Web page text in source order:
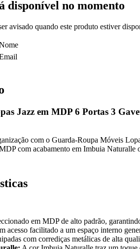
disponível no momento
avisado quando este produto estiver
Jazz em MDP 6 Portas 3
com o Guarda-Roupa Móveis
com acabamento em Imbuia
em MDP de alto padrão,
acesso facilitado a um espaço interno
com corrediças metálicas de alta